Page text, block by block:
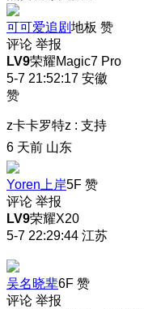
可可爱追剧地板 赞
评论 举报
LV9荣耀Magic7 Pro
5-7 21:52:17 安徽
赞
z卡卡罗特z : 支持
6 天前 山东
Yoren上岸5F 赞
评论 举报
LV9荣耀X20
5-7 22:29:44 江苏
吴名晓辈6F 赞
评论 举报